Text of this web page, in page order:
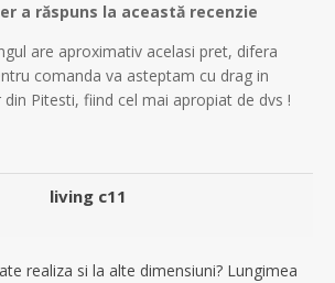
a răspuns la această recenzie
are aproximativ acelasi pret, difera
comanda va asteptam cu drag in
Pitesti, fiind cel mai apropiat de dvs !
living c11
realiza si la alte dimensiuni? Lungimea